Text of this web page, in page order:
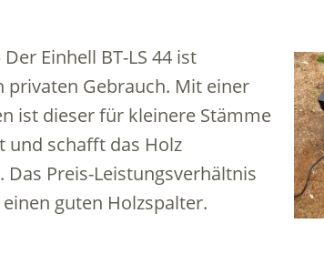
Einhell BT-LS 44 ist
privaten Gebrauch. Mit einer
ist dieser für kleinere Stämme
und schafft das Holz
Preis-Leistungsverhältnis
guten Holzspalter.